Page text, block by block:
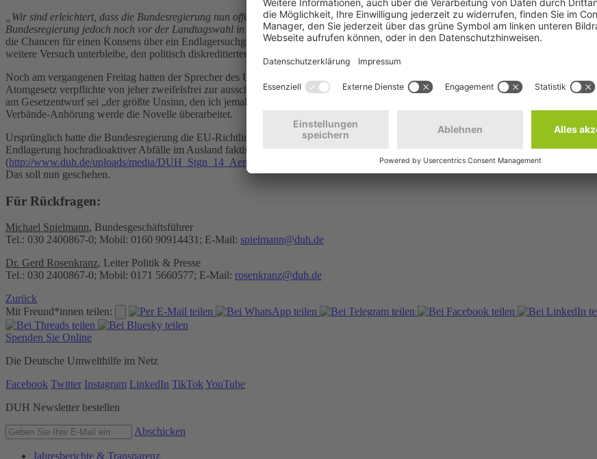
„Wir sind erleichtert, dass die Bundesregierung nun offenbar doch vor diesem Tabubruch zurückschreckt und schnell auf die
Bundesregierung jedoch noch vor der Landtagswahl in Niedersachsen eine Gesetzesformulierung vorlegen, die alle Zweifel ausräumt“,
die Chancen für einen Konsens über ein Endlagersuchgesetz erhöhen, das eine neue, wissenschaftlich fundierte Endlagersuche in ganz
weitere Versuch unterbleibe, den politisch diskreditierten und nach Überzeugung der DUH ungeeigneten Salzstock Gorleben im
Noch am vergangenen Freitag hatten der Sprecher des Umweltministeriums und Regierungssprecher Steffen Seibert vor der
Atomgesetz verpflichte von jeher zweifelsfrei zur ausschließlichen Endlagerung hochradioaktiven Atommülls im Inland. Deshalb sei
am Gesetzentwurf sei „der größte Unsinn, den ich jemals gehört habe“. Am gestrigen Montag dann die Kehrtwende: Im Lichte der
Verbände-Anhörung werde die Novelle überarbeitet.
Ursprünglich hatte die Bundesregierung die EU-Richtlinie (2011/70/EURATOM), die die Endlagerung im Ausland als Ausnahme
Endlagerung hochradioaktiver Abfälle im Ausland faktisch als gleichberechtigte Alternative zur Endlagerung im Inland zuzulassen.
(http://www.duh.de/uploads/media/DUH_Stgn_14_AendG_AtG_01.pdf
) detailliert hingewiesen und die Bundesregierung
Das soll nun geschehen.
Für Rückfragen:
Michael Spielmann, Bundesgeschäftsführer
Tel.: 030 2400867-0; Mobil: 0160 90914431; E-Mail: spielmann@duh.de
Dr. Gerd Rosenkranz, Leiter Politik & Presse
Tel.: 030 2400867-0; Mobil: 0171 5660577; E-Mail: rosenkranz@duh.de
Zurück
Mit Freund*innen teilen:
Spenden Sie Online
Die Deutsche Umwelthilfe im Netz
Facebook Twitter Instagram LinkedIn TikTok YouTube
DUH Newsletter bestellen
Abschicken
Jahresberichte & Transparenz